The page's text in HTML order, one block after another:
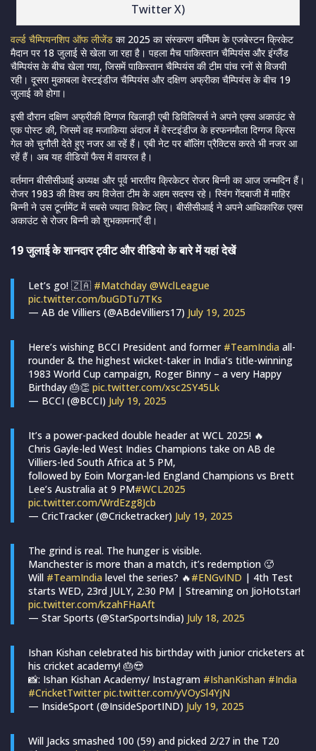
Twitter X)
वर्ल्ड चैम्पियनशिप ऑफ लीजेंड का 2025 का संस्करण बर्मिंघम के एजबेस्टन क्रिकेट
मैदान पर 18 जुलाई से खेला जा रहा है। पहला मैच पाकिस्तान चैम्पियंस और इंग्लैंड
चैम्पियंस के बीच खेला गया, जिसमें पाकिस्तान चैम्पियंस की टीम पांच रनों से विजयी
रही। दूसरा मुकाबला वेस्टइंडीज चैम्पियंस और दक्षिण अफ्रीका चैम्पियंस के बीच 19
जुलाई को होगा।
इसी दौरान दक्षिण अफ्रीकी दिग्गज खिलाड़ी एबी डिविलियर्सने अपने एक्स अकाउंट से
एक पोस्ट की, जिसमें वह मजाकिया अंदाज में वेस्टइंडीज के हरफनमौला दिग्गज क्रिस
गेल को चुनौती देते हुए नजर आ रहें हैं। एबी नेट पर बॉलिंग प्रैक्टिस करते भी नजर आ
रहें हैं। अब यह वीडियों फैस में वायरल है।
वर्तमान बीसीसीआई अध्यक्ष और पूर्व भारतीय क्रिकेटर रोजर बिन्नी का आज जन्मदिन हैं।
रोजर 1983 की विश्व कप विजेता टीम के अहम सदस्य रहे। स्विंग गेंदबाजी में माहिर
बिन्नी ने उस टूर्नामेंट में सबसे ज्यादा विकेट लिए। बीसीसीआई ने अपने आधिकारिक एक्स
अकाउंट से रोजर बिन्नी को शुभकामनाएँ दी।
19 जुलाई के शानदार ट्वीट और वीडियो के बारे में यहां देखें
Let’s go! 🇿🇦 #Matchday @WclLeague
pic.twitter.com/buGDTu7TKs
— AB de Villiers (@ABdeVilliers17) July 19, 2025
Here’s wishing BCCI President and former #TeamIndia all-
rounder & the highest wicket-taker in India’s title-winning
1983 World Cup campaign, Roger Binny – a very Happy
Birthday 🎂👏 pic.twitter.com/xsc2SY45Lk
— BCCI (@BCCI) July 19, 2025
It’s a power-packed double header at WCL 2025! 🔥
Chris Gayle-led West Indies Champions take on AB de
Villiers-led South Africa at 5 PM,
followed by Eoin Morgan-led England Champions vs Brett
Lee’s Australia at 9 PM#WCL2025
pic.twitter.com/WrdEzg8Jcb
— CricTracker (@Cricketracker) July 19, 2025
The grind is real. The hunger is visible.
Manchester is more than a match, it’s redemption 🥵
Will #TeamIndia level the series? 🔥#ENGvIND | 4th Test
starts WED, 23rd JULY, 2:30 PM | Streaming on JioHotstar!
pic.twitter.com/kzahFHaAft
— Star Sports (@StarSportsIndia) July 18, 2025
Ishan Kishan celebrated his birthday with junior cricketers at
his cricket academy! 🎂😍
📸: Ishan Kishan Academy/ Instagram #IshanKishan #India
#CricketTwitter pic.twitter.com/yVOySl4YjN
— InsideSport (@InsideSportIND) July 19, 2025
Will Jacks smashed 100 (59) and picked 2/27 in the T20